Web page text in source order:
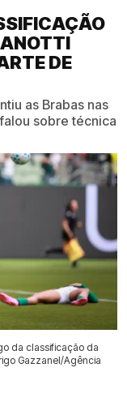
DE
as Brabas nas
sobre técnica
da classificação da
Gazzanel/Agência